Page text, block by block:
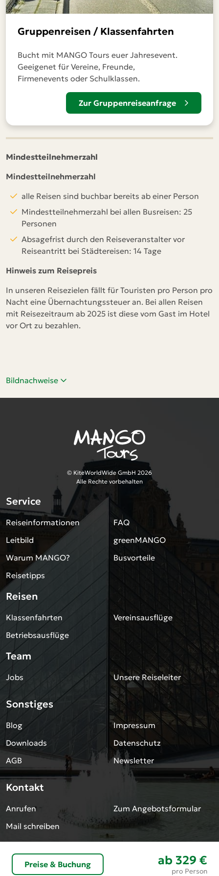
Gruppenreisen / Klassenfahrten
Bucht mit MANGO Tours euer Jahresevent.
Geeigenet für Vereine, Freunde,
Firmenevents oder Schulklassen.
Zur Gruppenreiseanfrage
Mindestteilnehmerzahl
Mindestteilnehmerzahl
alle Reisen sind buchbar bereits ab einer Person
Mindestteilnehmerzahl bei allen Busreisen: 25
Personen
Absagefrist durch den Reiseveranstalter vor
Reiseantritt bei Städtereisen: 14 Tage
Hinweis zum Reisepreis
In unseren Reisezielen fällt für Touristen pro Person pro
Nacht eine Übernachtungssteuer an. Bei allen Reisen
mit Reisezeitraum ab 2025 ist diese vom Gast im Hotel
vor Ort zu bezahlen.
Preisvorschau und Buchung
Preise & Buchung ab 329 €
pro Person
Bildnachweise
© KiteWorldWide GmbH 2026
Alle Rechte vorbehalten
Service
Reiseinformationen
Leitbild
Warum MANGO?
Reisetipps
FAQ
greenMANGO
Busvorteile
Reisen
Klassenfahrten
Betriebsausflüge
Vereinsausflüge
Team
Jobs Unsere Reiseleiter
Sonstiges
Blog
Downloads
AGB
Impressum
Datenschutz
Newsletter
Kontakt
Anrufen
Mail schreiben
Zum Angebotsformular